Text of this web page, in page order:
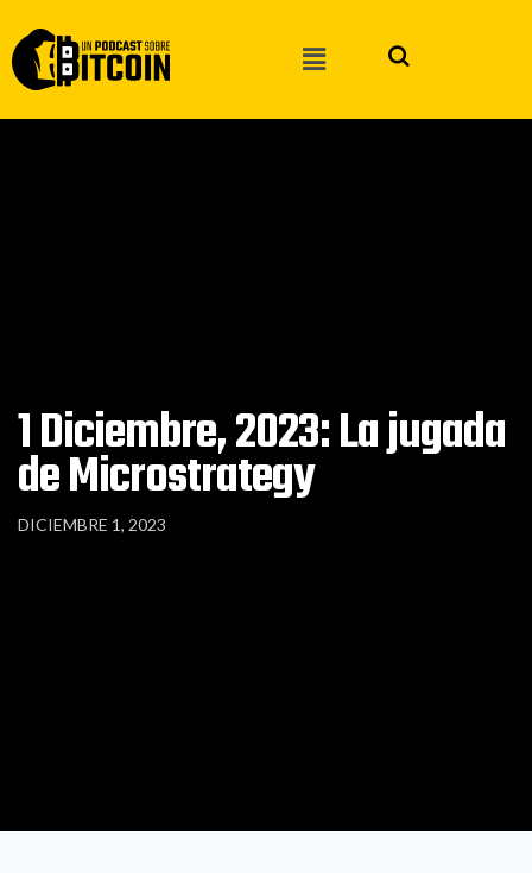
1 Diciembre, 2023: La jugada
de Microstrategy
DICIEMBRE 1, 2023